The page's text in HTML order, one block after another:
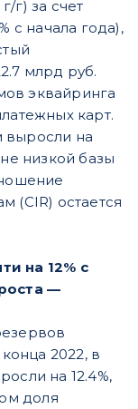
г) за счет
с начала года),
млрд руб.
эквайринга
карт.
выросли на
низкой базы
(CIR) остается
на 12% с
—
2022, в
на 12.4%,
доля